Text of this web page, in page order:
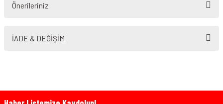
Önerileriniz
yetersiz gördüğünüz noktaları öneri formunu kullanarak tarafımıza
İADE & DEĞİŞİM